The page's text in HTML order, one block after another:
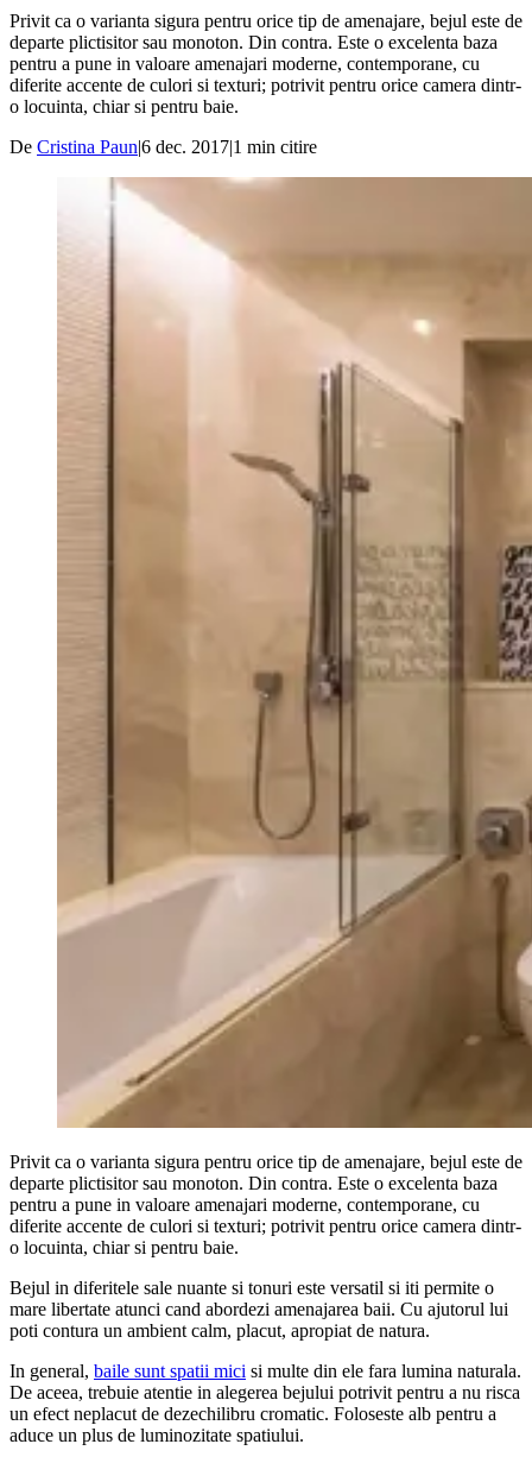
Privit ca o varianta sigura pentru orice tip de amenajare, bejul este de
departe plictisitor sau monoton. Din contra. Este o excelenta baza
pentru a pune in valoare amenajari moderne, contemporane, cu
diferite accente de culori si texturi; potrivit pentru orice camera dintr-
o locuinta, chiar si pentru baie.
De Cristina Paun|6 dec. 2017|1 min citire
Privit ca o varianta sigura pentru orice tip de amenajare, bejul este de
departe plictisitor sau monoton. Din contra. Este o excelenta baza
pentru a pune in valoare amenajari moderne, contemporane, cu
diferite accente de culori si texturi; potrivit pentru orice camera dintr-
o locuinta, chiar si pentru baie.
Bejul in diferitele sale nuante si tonuri este versatil si iti permite o
mare libertate atunci cand abordezi amenajarea baii. Cu ajutorul lui
poti contura un ambient calm, placut, apropiat de natura.
In general, baile sunt spatii mici si multe din ele fara lumina naturala.
De aceea, trebuie atentie in alegerea bejului potrivit pentru a nu risca
un efect neplacut de dezechilibru cromatic. Foloseste alb pentru a
aduce un plus de luminozitate spatiului.